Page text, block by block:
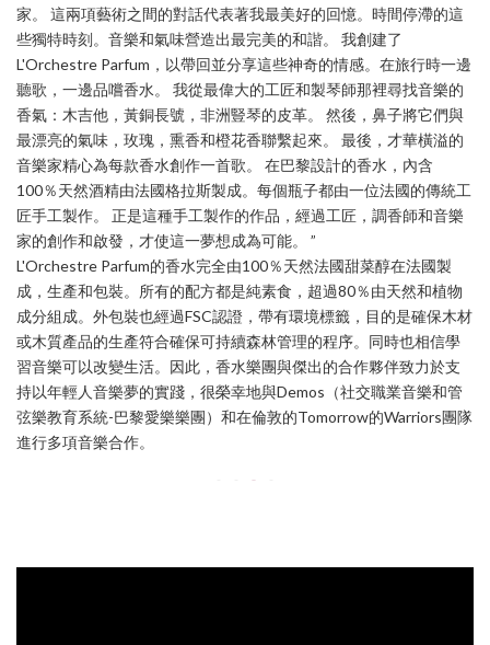
家。 這兩項藝術之間的對話代表著我最美好的回憶。時間停滯的這
些獨特時刻。音樂和氣味營造出最完美的和諧。 我創建了
L'Orchestre Parfum，以帶回並分享這些神奇的情感。在旅行時一邊
聽歌，一邊品嚐香水。 我從最偉大的工匠和製琴師那裡尋找音樂的
香氣：木吉他，黃銅長號，非洲豎琴的皮革。 然後，鼻子將它們與
最漂亮的氣味，玫瑰，熏香和橙花香聯繫起來。 最後，才華橫溢的
音樂家精心為每款香水創作一首歌。 在巴黎設計的香水，內含
100％天然酒精由法國格拉斯製成。每個瓶子都由一位法國的傳統工
匠手工製作。 正是這種手工製作的作品，經過工匠，調香師和音樂
家的創作和啟發，才使這一夢想成為可能。 ”
L'Orchestre Parfum的香水完全由100％天然法國甜菜醇在法國製
成，生產和包裝。所有的配方都是純素食，超過80％由天然和植物
成分組成。外包裝也經過FSC認證，帶有環境標籤，目的是確保木材
或木質產品的生產符合確保可持續森林管理的程序。同時也相信學
習音樂可以改變生活。因此，香水樂團與傑出的合作夥伴致力於支
持以年輕人音樂夢的實踐，很榮幸地與Demos（社交職業音樂和管
弦樂教育系統-巴黎愛樂樂團）和在倫敦的Tomorrow的Warriors團隊
進行多項音樂合作。